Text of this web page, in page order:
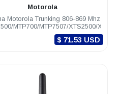
Motorola
Motorola Trunking 806-869 Mhz
MTP700/MTP7507/XTS2500/
$ 71.53 USD